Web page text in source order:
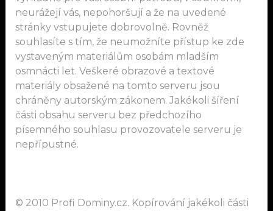
neurážejí vás, nepohoršují a že na uvedené
stránky vstupujete dobrovolně. Rovněž
souhlasíte s tím, že neumožníte přístup ke zde
vystaveným materiálům osobám mladším
osmnácti let. Veškeré obrazové a textové
materiály obsažené na tomto serveru jsou
chráněny autorským zákonem. Jakékoli šíření
části obsahu serveru bez předchozího
písemného souhlasu provozovatele serveru je
nepřípustné.
© 2010 Profi Dominy.cz. Kopírování jakékoli části